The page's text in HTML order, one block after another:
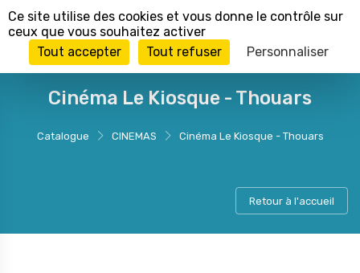
Cinéma Le Kiosque - Thouars
Catalogue CINEMAS Cinéma Le Kiosque - Thouars
Retour à l'accueil
Panneau de gestion des cookies
Ce site utilise des cookies et vous donne le contrôle sur
ceux que vous souhaitez activer
Tout accepter
Tout refuser Personnaliser